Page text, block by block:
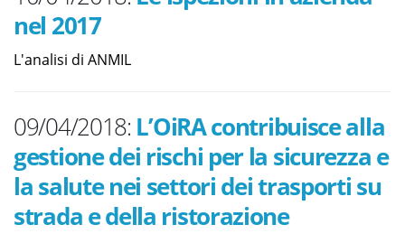
nel 2017
L'analisi di ANMIL
09/04/2018: L’OiRA contribuisce alla
gestione dei rischi per la sicurezza e
la salute nei settori dei trasporti su
strada e della ristorazione